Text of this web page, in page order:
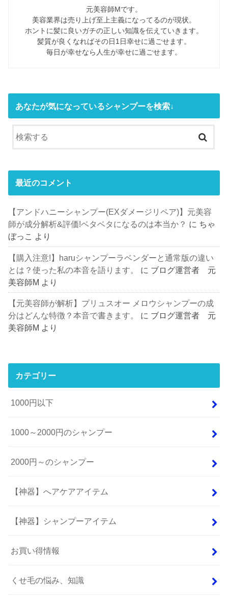
元美容師Mです。
美容業界は売り上げ至上主義になってるのが現状。
ホントに髪に良いガチの正しい知識を伝えていきます。
髪質が良くなればその日1日幸せに過ごせます。
毎日が幸せなら人生が幸せに過ごせます。
あなたが気になっているシャンプーを検索↓
最近のコメント
【アンドハニーシャンプー(EXダメージリペア)】元美容
師が成分解析&評価!ベタベタになるのは本当か？ に ちゃ
ぼっこ より
【購入注意!】haruシャンプーラベンダーと通常版の違い
とは？使った私の本音を語ります。
に ブログ運営者 元
美容師M より
【元美容師が解析】プリュスオー メロウシャンプーの成
分はどんな特徴？本音で書きます。
に ブログ運営者 元
美容師M より
カテゴリー
1000円以下
1000～2000円のシャンプー
2000円～のシャンプー
【神器】へアケアアイテム
【神器】シャンプーアイテム
お買い得情報
くせ毛の悩み、知識